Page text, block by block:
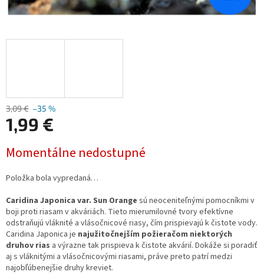
3,09 € –35 %
1,99 €
cena:
Momentálne nedostupné
Položka bola vypredaná…
Caridina Japonica var. Sun Orange sú neoceniteľnými pomocníkmi v
boji proti riasam v akváriách. Tieto mierumilovné tvory efektívne
odstraňujú vláknité a vlásočnicové riasy, čím prispievajú k čistote vody.
Caridina Japonica je najužitočnejším požieračom niektorých
druhov rias a výrazne tak prispieva k čistote akvárií. Dokáže si poradiť
aj s vláknitými a vlásočnicovými riasami, práve preto patrí medzi
najobľúbenejšie druhy kreviet.